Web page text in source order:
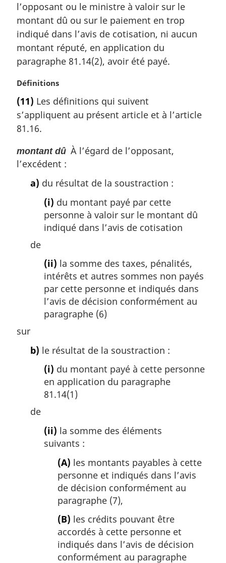
g
i
n
a
e
:
l’opposant ou le ministre à valoir sur le
montant dû ou sur le paiement en trop
indiqué dans l’avis de cotisation, ni aucun
montant réputé, en application du
paragraphe 81.14(2), avoir été payé.
N
t
e
m
r
g
Définitions
(11) Les définitions qui suivent
s’appliquent au présent article et à l’article
81.16.
montant dû À l’égard de l’opposant,
l’excédent :
a) du résultat de la soustraction :
(i) du montant payé par cette
personne à valoir sur le montant dû
indiqué dans l’avis de cotisation
de
(ii) la somme des taxes, pénalités,
intérêts et autres sommes non payés
par cette personne et indiqués dans
l’avis de décision conformément au
paragraphe (6)
sur
b) le résultat de la soustraction :
(i) du montant payé à cette personne
en application du paragraphe
81.14(1)
de
(ii) la somme des éléments
suivants :
(A) les montants payables à cette
personne et indiqués dans l’avis
de décision conformément au
paragraphe (7),
(B) les crédits pouvant être
accordés à cette personne et
indiqués dans l’avis de décision
conformément au paragraphe